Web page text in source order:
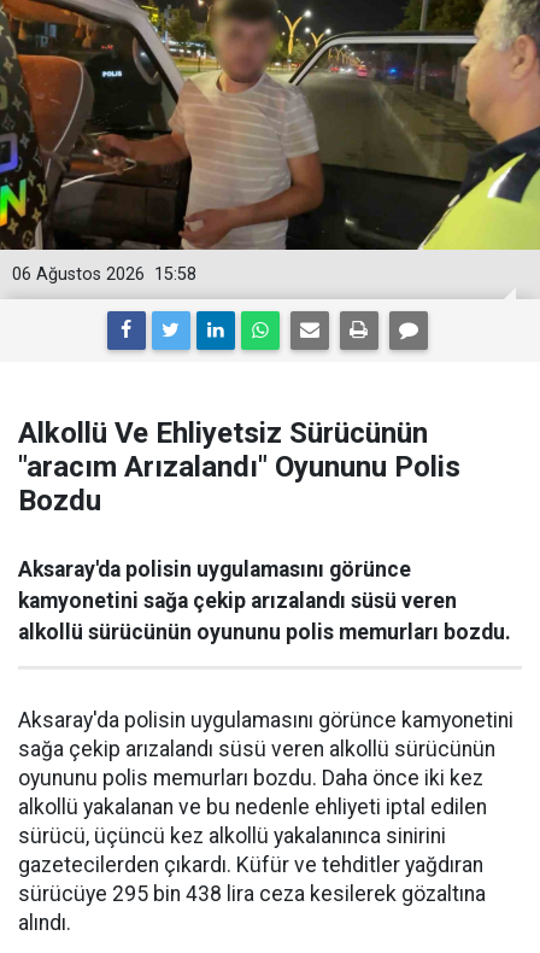
15:58
06 Ağustos 2026
Alkollü Ve Ehliyetsiz Sürücünün
"aracım Arızalandı" Oyununu Polis
Bozdu
Aksaray'da polisin uygulamasını görünce
kamyonetini sağa çekip arızalandı süsü veren
alkollü sürücünün oyununu polis memurları bozdu.
Aksaray'da polisin uygulamasını görünce kamyonetini
sağa çekip arızalandı süsü veren alkollü sürücünün
oyununu polis memurları bozdu. Daha önce iki kez
alkollü yakalanan ve bu nedenle ehliyeti iptal edilen
sürücü, üçüncü kez alkollü yakalanınca sinirini
gazetecilerden çıkardı. Küfür ve tehditler yağdıran
sürücüye 295 bin 438 lira ceza kesilerek gözaltına
alındı.